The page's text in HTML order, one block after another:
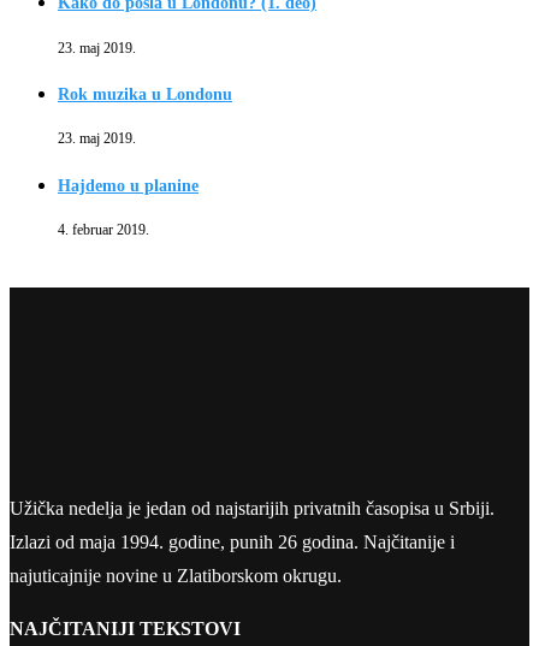
23. maj 2019.
Rok muzika u Londonu
23. maj 2019.
Hajdemo u planine
4. februar 2019.
Užička nedelja je jedan od najstarijih privatnih časopisa u Srbiji.
Izlazi od maja 1994. godine, punih 26 godina. Najčitanije i
najuticajnije novine u Zlatiborskom okrugu.
NAJČITANIJI TEKSTOVI